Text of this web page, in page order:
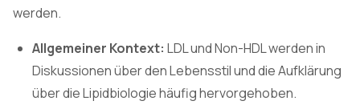
werden.
Allgemeiner Kontext: LDL und Non-HDL werden in
Diskussionen über den Lebensstil und die Aufklärung
über die Lipidbiologie häufig hervorgehoben.